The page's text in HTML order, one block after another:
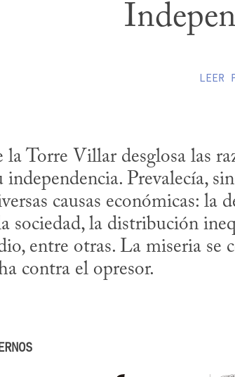
LEER
la Torre Villar desglosa las
independencia. Prevalecía,
causas económicas: la
sociedad, la distribución
entre otras. La miseria se
contra el opresor.